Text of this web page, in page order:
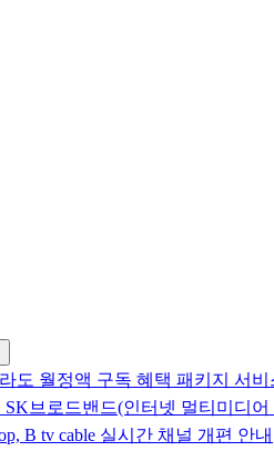
도 월정액 구독 혜택 패키지 서비
SK브로드밴드(인터넷 멀티미디
B tv cable 실시간 채널 개편 안내